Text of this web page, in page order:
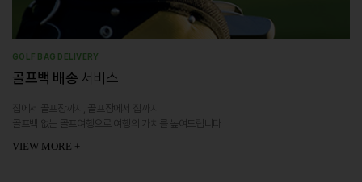
GOLF BAG DELIVERY
골프백 배송 서비스
집에서 골프장까지, 골프장에서 집까지
골프백 없는 골프여행으로 여행의 가치를 높여드립니다
VIEW MORE +